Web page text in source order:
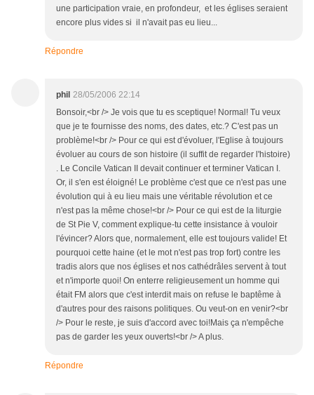
une participation vraie, en profondeur, et les églises seraient
encore plus vides si il n'avait pas eu lieu...
Répondre
phil 28/05/2006 22:14
Bonsoir,<br /> Je vois que tu es sceptique! Normal! Tu veux
que je te fournisse des noms, des dates, etc.? C'est pas un
problème!<br /> Pour ce qui est d'évoluer, l'Eglise à toujours
évoluer au cours de son histoire (il suffit de regarder l'histoire)
. Le Concile Vatican II devait continuer et terminer Vatican I.
Or, il s'en est éloigné! Le problème c'est que ce n'est pas une
évolution qui à eu lieu mais une véritable révolution et ce
n'est pas la même chose!<br /> Pour ce qui est de la liturgie
de St Pie V, comment explique-tu cette insistance à vouloir
l'évincer? Alors que, normalement, elle est toujours valide! Et
pourquoi cette haine (et le mot n'est pas trop fort) contre les
tradis alors que nos églises et nos cathédrâles servent à tout
et n'importe quoi! On enterre religieusement un homme qui
était FM alors que c'est interdit mais on refuse le baptême à
d'autres pour des raisons politiques. Ou veut-on en venir?<br
/> Pour le reste, je suis d'accord avec toi!Mais ça n'empêche
pas de garder les yeux ouverts!<br /> A plus.
Répondre